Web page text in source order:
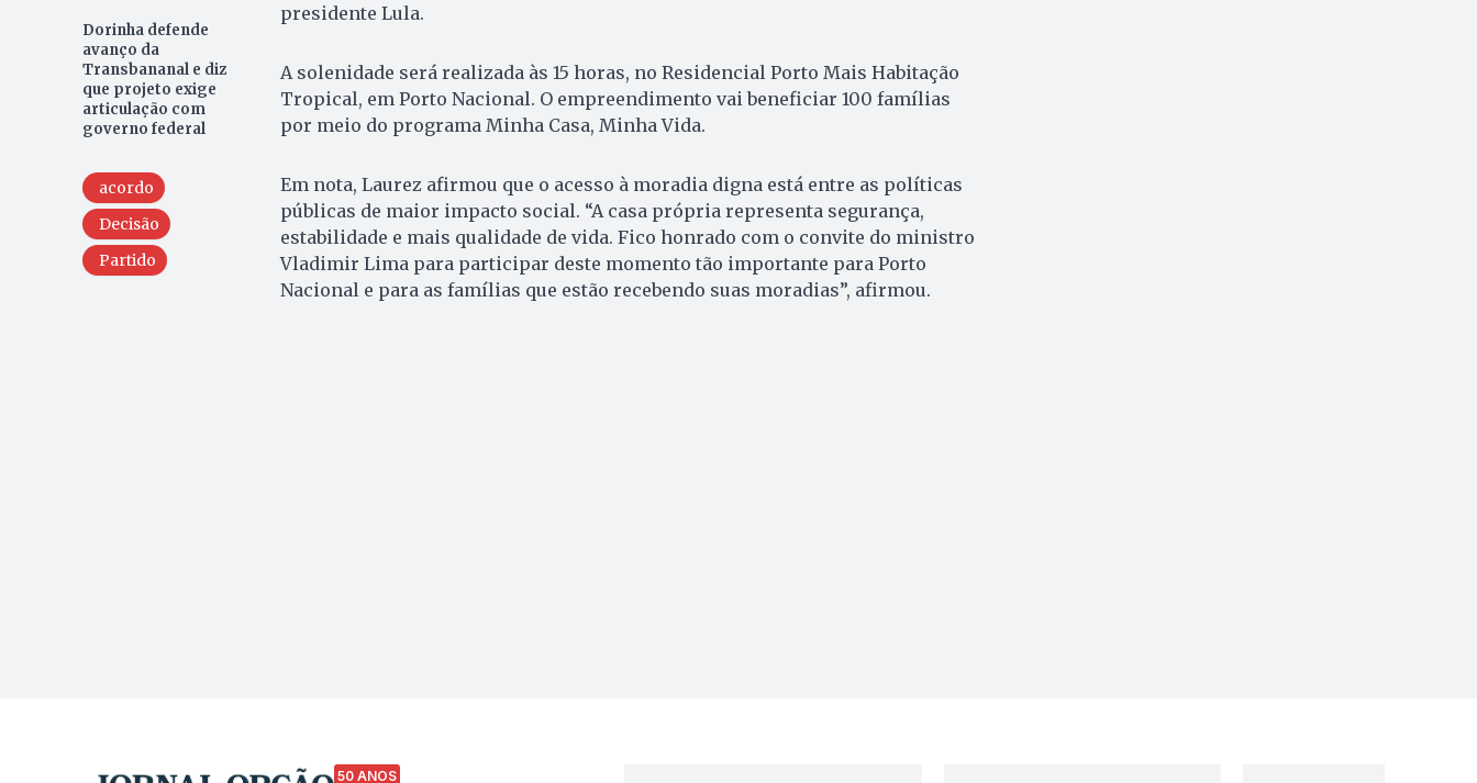
Dorinha defende
avanço da
Transbananal e diz
que projeto exige
articulação com
governo federal
acordo
Decisão
Partido
presidente Lula.
A solenidade será realizada às 15 horas, no Residencial Porto Mais Habitação
Tropical, em Porto Nacional. O empreendimento vai beneficiar 100 famílias
por meio do programa Minha Casa, Minha Vida.
Em nota, Laurez afirmou que o acesso à moradia digna está entre as políticas
públicas de maior impacto social. “A casa própria representa segurança,
estabilidade e mais qualidade de vida. Fico honrado com o convite do ministro
Vladimir Lima para participar deste momento tão importante para Porto
Nacional e para as famílias que estão recebendo suas moradias”, afirmou.
50 ANOS